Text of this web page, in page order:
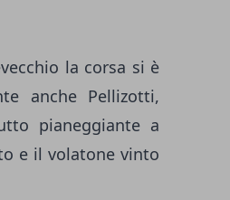
la corsa si è
anche Pellizotti,
pianeggiante a
e il volatone vinto